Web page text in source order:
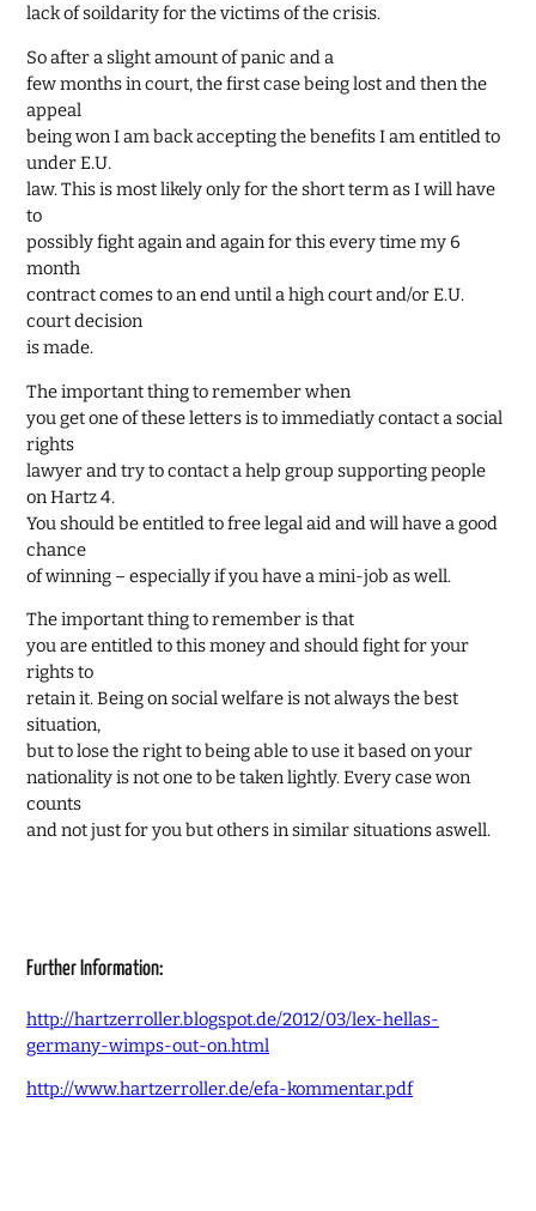
lack of soildarity for the victims of the crisis.
So after a slight amount of panic and a
few months in court, the first case being lost and then the
appeal
being won I am back accepting the benefits I am entitled to
under E.U.
law. This is most likely only for the short term as I will have
to
possibly fight again and again for this every time my 6
month
contract comes to an end until a high court and/or E.U.
court decision
is made.
The important thing to remember when
you get one of these letters is to immediatly contact a social
rights
lawyer and try to contact a help group supporting people
on Hartz 4.
You should be entitled to free legal aid and will have a good
chance
of winning – especially if you have a mini-job as well.
The important thing to remember is that
you are entitled to this money and should fight for your
rights to
retain it. Being on social welfare is not always the best
situation,
but to lose the right to being able to use it based on your
nationality is not one to be taken lightly. Every case won
counts
and not just for you but others in similar situations aswell.
Further Information:
http://hartzerroller.blogspot.de/2012/03/lex-hellas-
germany-wimps-out-on.html
http://www.hartzerroller.de/efa-kommentar.pdf